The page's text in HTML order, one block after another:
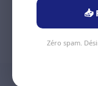
Devis
📥
Zéro spam.